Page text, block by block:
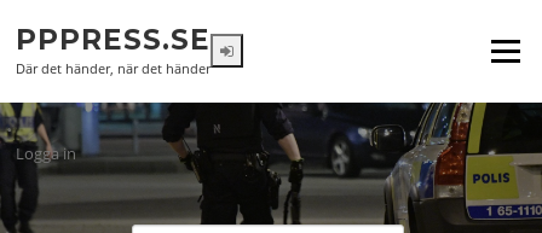
PPPRESS.SE
Där det händer, när det händer
Meny
Logga in